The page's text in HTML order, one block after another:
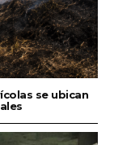
se ubican